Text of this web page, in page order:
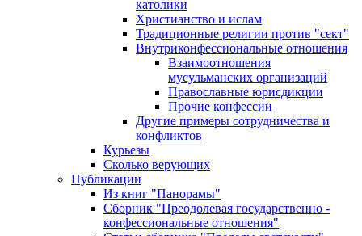
католики
Христианство и ислам
Традиционные религии против "сект"
Внутриконфессиональные отношения
Взаимоотношения
мусульманских организаций
Православные юрисдикции
Прочие конфессии
Другие примеры сотрудничества и
конфликтов
Курьезы
Сколько верующих
Публикации
Из книг "Панорамы"
Сборник "Преодолевая государственно -
конфессиональные отношения"